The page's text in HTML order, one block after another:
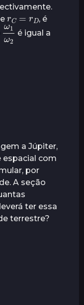
rC=r D
, é
ω1
ω2
é igual a
a Júpiter,
espacial com
por
A seção
ter essa
terrestre?